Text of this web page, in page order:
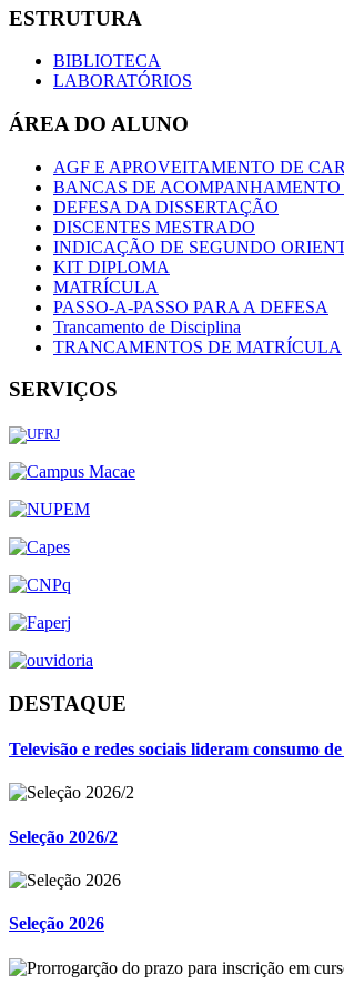
ESTRUTURA
BIBLIOTECA
LABORATÓRIOS
ÁREA DO ALUNO
AGF E APROVEITAMENTO DE
BANCAS DE
DEFESA DA DISSERTAÇÃO
DISCENTES MESTRADO
INDICAÇÃO DE SEGUNDO
KIT DIPLOMA
MATRÍCULA
PASSO-A-PASSO PARA A DEFESA
Trancamento de Disciplina
TRANCAMENTOS DE MATRÍCULA
SERVIÇOS
DESTAQUE
Televisão e redes sociais lideram consumo
Seleção 2026/2
Seleção 2026